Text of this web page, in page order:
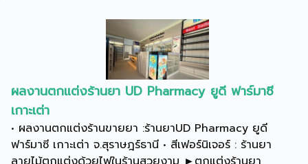
ผลงานตกแต่งร้านยา UD Pharmacy ยูดี ฟาร์มาซี
เกาะเต่า
• ผลงานตกแต่งร้านขายยา :ร้านยาUD Pharmacy ยูดี
ฟาร์มาซี เกาะเต่า จ.สุราษฎร์ธานี • สีเฟอร์นิเจอร์ : ร้านยา